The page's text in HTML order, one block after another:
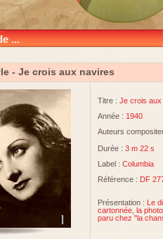
...
- Je crois aux navires
Titre : Je crois
Année : 1940
Auteurs
Durée : 3 m 22 s
Label : Columbia
Référence : DF
Présentation : Le
cartonnée, la
paru chez "la